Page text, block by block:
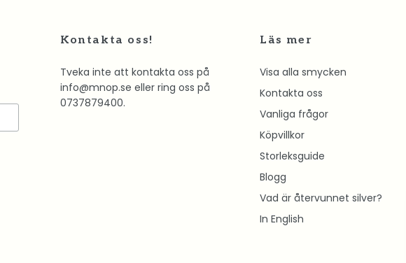
Kontakta oss!
Tveka inte att kontakta oss på
info@mnop.se eller ring oss på
0737879400.
Läs mer
Visa alla smycken
Kontakta oss
Vanliga frågor
Köpvillkor
Storleksguide
Blogg
Vad är återvunnet silver?
In English